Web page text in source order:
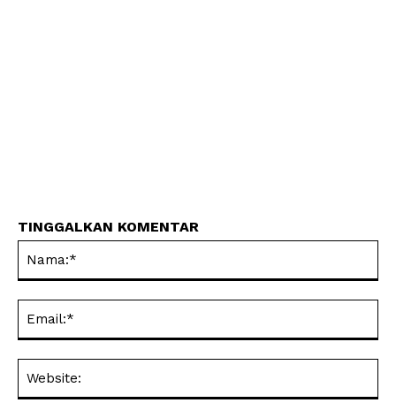
TINGGALKAN KOMENTAR